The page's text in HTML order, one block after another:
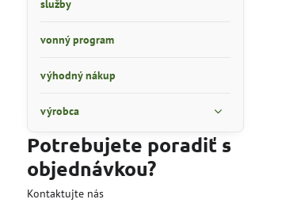
služby
vonný program
výhodný nákup
výrobca
Potrebujete poradiť s
objednávkou?
Kontaktujte nás